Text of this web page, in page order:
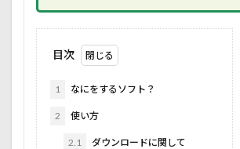
目次
1 なにをするソフト？
2 使い方
2.1 ダウンロードに関して